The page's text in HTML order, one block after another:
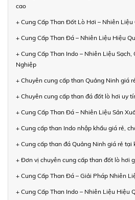
cao
+ Cung Cấp Than Đốt Lò Hơi – Nhiên
+ Cung Cấp Than Đá – Nhiên Liệu Hiệu
+ Cung Cấp Than Indo – Nhiên Liệu
Nghiệp
+ Chuyên cung cấp than Quảng Ninh giá
+ Chuyên cung cấp than đá đốt lò hơi uy
+ Cung Cấp Than Đá – Nhiên Liệu Sản
+ Cung cấp than Indo nhập khẩu giá rẻ,
+ Cung cấp than đá Quảng Ninh giá rẻ tại
+ Đơn vị chuyên cung cấp than đốt lò hơi
+ Cung Cấp Than Đá – Giải Pháp Nhiên
+ Cung Cấp Than Indo – Nhiên Liệu Hiệu